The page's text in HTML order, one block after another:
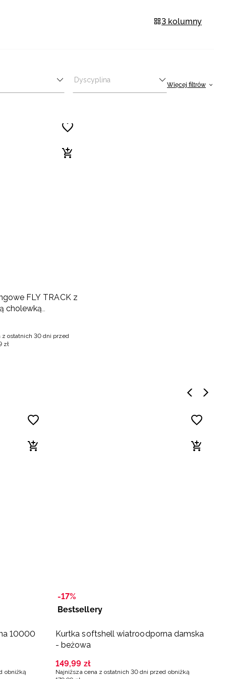
3 kolumny
Dyscyplina
Więcej filtrów
FLY TRACK z
cholewką
z ostatnich 30 dni przed
zł
10000
obniżką
-17%
Bestsellery
Kurtka softshell wiatroodporna damska
- beżowa
149,99 zł
Najniższa cena z ostatnich 30 dni przed obniżką